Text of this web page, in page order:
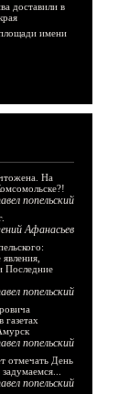
доставили в
имени
На
попельский
Афанасьев
Последние
попельский
попельский
отмечать День
попельский